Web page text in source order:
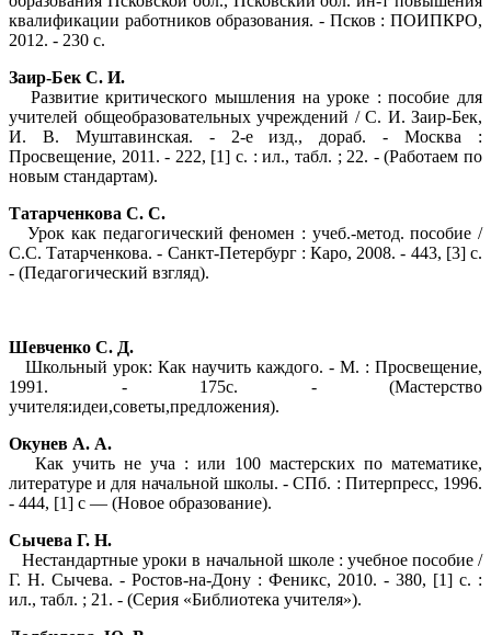
квалификации работников образования. - Псков : ПОИПКРО,
2012. - 230 с.
Заир-Бек С. И.
Развитие критического мышления на уроке : пособие для
учителей общеобразовательных учреждений / С. И. Заир-Бек,
И. В. Муштавинская. - 2-е изд., дораб. - Москва :
Просвещение, 2011. - 222, [1] с. : ил., табл. ; 22. - (Работаем по
новым стандартам).
Татарченкова С. С.
Урок как педагогический феномен : учеб.-метод. пособие /
С.С. Татарченкова. - Санкт-Петербург : Каро, 2008. - 443, [3] с.
- (Педагогический взгляд).
Шевченко С. Д.
Школьный урок: Как научить каждого. - М. : Просвещение,
1991. - 175с. - (Мастерство
учителя:идеи,советы,предложения).
Окунев А. А.
Как учить не уча : или 100 мастерских по математике,
литературе и для начальной школы. - СПб. : Питерпресс, 1996.
- 444, [1] с — (Новое образование).
Сычева Г. Н.
Нестандартные уроки в начальной школе : учебное пособие /
Г. Н. Сычева. - Ростов-на-Дону : Феникс, 2010. - 380, [1] с. :
ил., табл. ; 21. - (Серия «Библиотека учителя»).